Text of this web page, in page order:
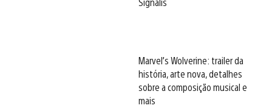
Marvel’s Wolverine: trailer da
história, arte nova, detalhes
sobre a composição musical e
mais